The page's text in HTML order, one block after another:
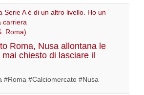
Roma)
Roma, Nusa allontana le
chiesto di lasciare il
#Roma #Calciomercato #Nusa